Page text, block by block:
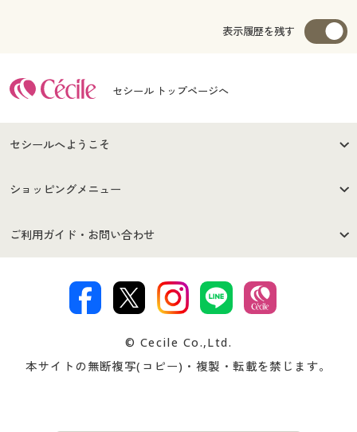
表示履歴を残す
セシール トップページへ
セシールへようこそ
はじめての方へ
セシールご利用規約
著作権・商標について 会社案内
ショッピングメニュー
商品カテゴリ
プレゼント＆キャンペーン サイトマップ
ご利用ガイド・お問い合わせ
交換・返品は お支払は
ついて
忘れの場合
© Cecile Co.,Ltd.
本サイトの無断複写(コピー)・複製・転載を禁じます。